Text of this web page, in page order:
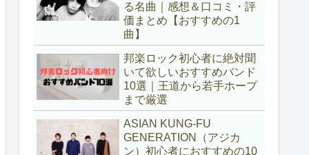
る名曲｜感想＆口コミ・評
価まとめ【おすすめの1
曲】
邦楽ロック初心者に絶対聞
いて欲しいおすすめバンド
10選｜王道から若手ホープ
まで厳選
ASIAN KUNG-FU
GENERATION（アジカ
ン）初心者におすすめの10